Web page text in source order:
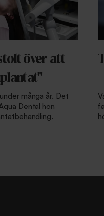
över att
många år. Det
Dental hon